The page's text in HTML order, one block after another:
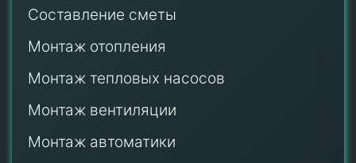
Составление сметы
Монтаж отопления
Монтаж тепловых насосов
Монтаж вентиляции
Монтаж автоматики